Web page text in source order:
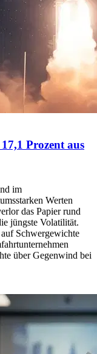
Prozent aus
im
Werten
das Papier rund
jüngste Volatilität.
Schwergewichte
über Gegenwind bei